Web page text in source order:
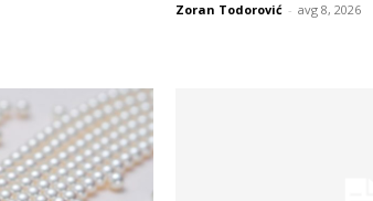
Zoran Todorović - avg 8, 2026